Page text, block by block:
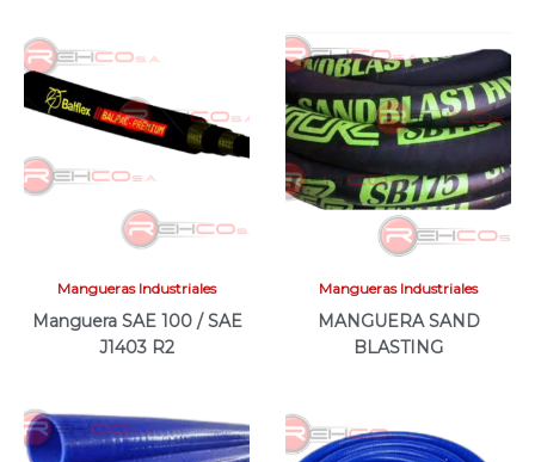
Mangueras Industriales
Manguera SAE 100 / SAE
J1403 R2
Mangueras Industriales
MANGUERA SAND
BLASTING